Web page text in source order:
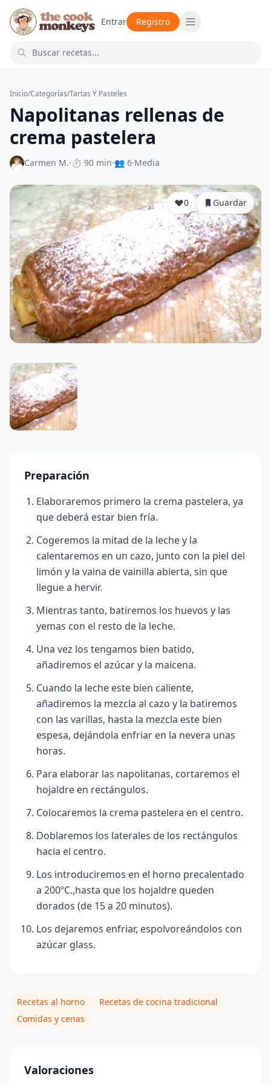
Entrar Registro
Inicio/Categorías/Tartas Y Pasteles
Napolitanas rellenas de
crema pastelera
Carmen M.·⏱ 90 min·👥 6·Media
0 Guardar
Preparación
Elaboraremos primero la crema pastelera, ya
que deberá estar bien fría.
Cogeremos la mitad de la leche y la
calentaremos en un cazo, junto con la piel del
limón y la vaina de vainilla abierta, sin que
llegue a hervir.
Mientras tanto, batiremos los huevos y las
yemas con el resto de la leche.
Una vez los tengamos bien batido,
añadiremos el azúcar y la maicena.
Cuando la leche este bien caliente,
añadiremos la mezcla al cazo y la batiremos
con las varillas, hasta la mezcla este bien
espesa, dejándola enfriar en la nevera unas
horas.
Para elaborar las napolitanas, cortaremos el
hojaldre en rectángulos.
Colocaremos la crema pastelera en el centro.
Doblaremos los laterales de los rectángulos
hacia el centro.
Los introduciremos en el horno precalentado
a 200ºC.,hasta que los hojaldre queden
dorados (de 15 a 20 minutos).
Los dejaremos enfriar, espolvoreándolos con
azúcar glass.
Recetas al horno
Recetas de cocina tradicional
Comidas y cenas
Valoraciones